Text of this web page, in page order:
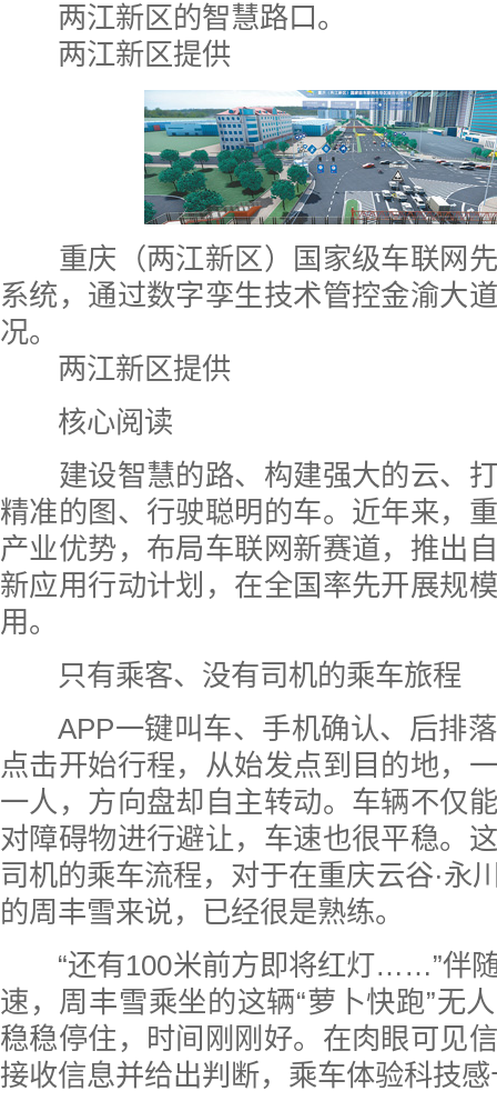
两江新区的智慧路口。
两江新区提供
重庆（两江新区）国家级车联网先
系统，通过数字孪生技术管控金渝大
况。
两江新区提供
核心阅读
建设智慧的路、构建强大的云、打
精准的图、行驶聪明的车。近年来，
产业优势，布局车联网新赛道，推出
新应用行动计划，在全国率先开展规
用。
只有乘客、没有司机的乘车旅程
APP一键叫车、手机确认、后排落
点击开始行程，从始发点到目的地，
一人，方向盘却自主转动。车辆不仅
对障碍物进行避让，车速也很平稳。
司机的乘车流程，对于在重庆云谷·永
的周丰雪来说，已经很是熟练。
“还有100米前方即将红灯……”伴随
速，周丰雪乘坐的这辆“萝卜快跑”无
稳稳停住，时间刚刚好。在肉眼可见
接收信息并给出判断，乘车体验科技